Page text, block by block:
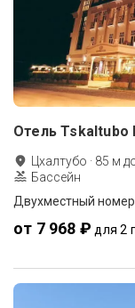
Отель Tskaltubo
Цхалтубо · 85 м
Бассейн
Двухместный номер
от 7 968 ₽ для 2